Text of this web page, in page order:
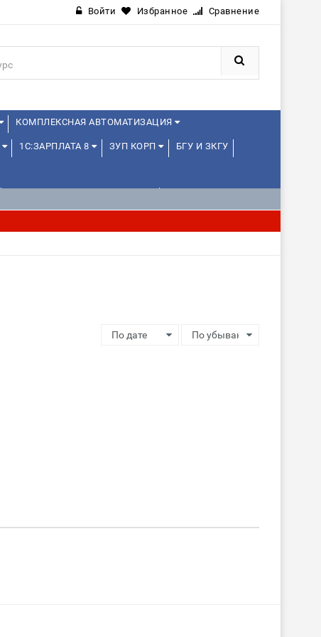
Войти Избранное Сравнение
КОМПЛЕКСНАЯ АВТОМАТИЗАЦИЯ
1С:ЗАРПЛАТА 8 ЗУП КОРП БГУ И ЗКГУ